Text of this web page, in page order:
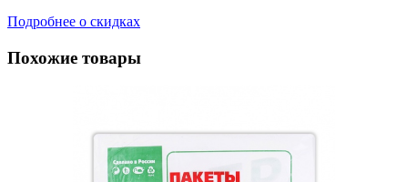
Подробнее о скидках
Похожие товары